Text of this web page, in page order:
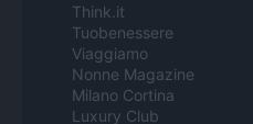
Think.it
Tuobenessere
Viaggiamo
Nonne Magazine
Milano Cortina
Luxury Club